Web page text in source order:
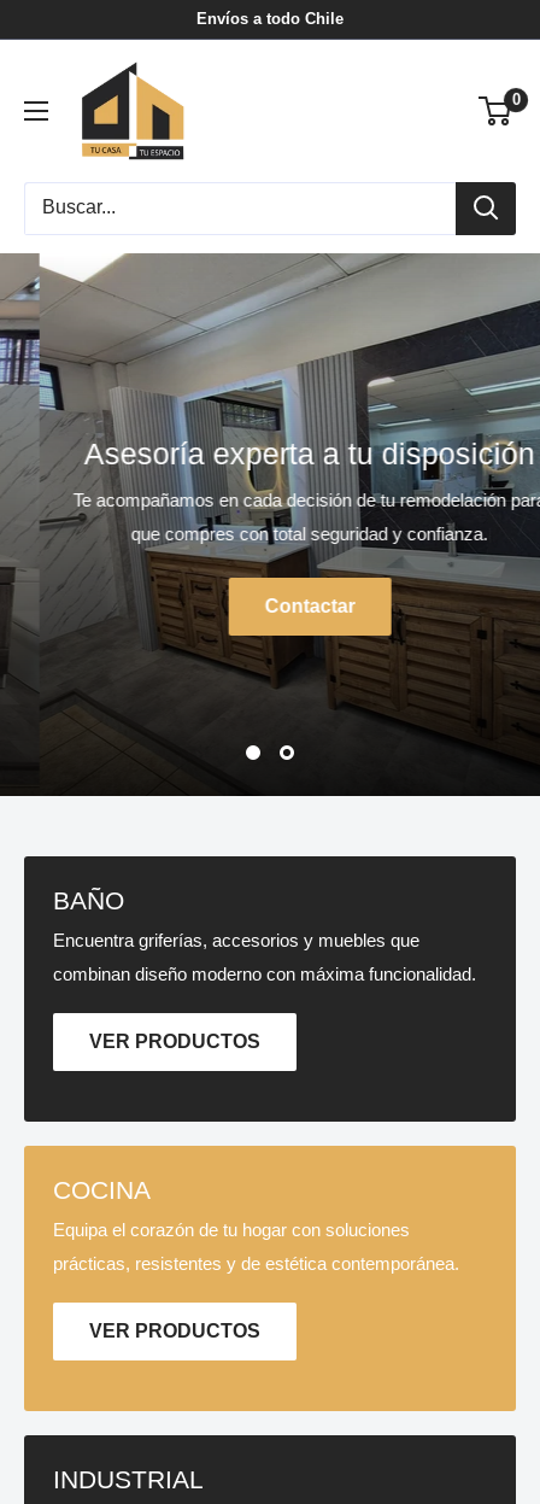
contenido
Envíos a todo Chile
Casa
Tu
0
Asesoría experta a tu disposición
Te acompañamos en cada decisión de tu remodelación para
que compres con total seguridad y confianza.
Contactar
BAÑO
Encuentra griferías, accesorios y muebles que
combinan diseño moderno con máxima funcionalidad.
VER PRODUCTOS
COCINA
Equipa el corazón de tu hogar con soluciones
prácticas, resistentes y de estética contemporánea.
VER PRODUCTOS
INDUSTRIAL